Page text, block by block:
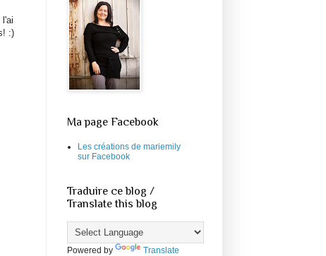
l'ai
:)
Ma page Facebook
Les créations de mariemily
sur Facebook
Traduire ce blog /
Translate this blog
Powered by Translate